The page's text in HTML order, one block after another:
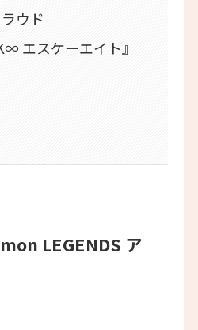
ウド
エスケーエイト』
LEGENDS ア